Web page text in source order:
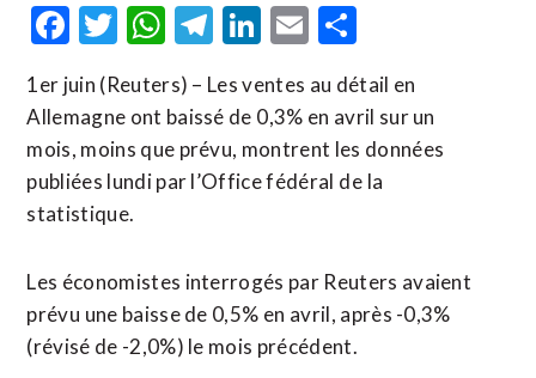
Facebook
Twitter
WhatsApp
Telegram
LinkedIn
Email
1er juin (Reuters) – Les ventes au détail en ​
Allemagne ‌ont baissé ​de ⁠0,3% en ‌avril ‌sur un
mois, moins que ​prévu, montrent les données
publiées lundi par l’Office fédéral ⁠de ⁠la
statistique.
Les économistes interrogés par Reuters avaient
prévu ⁠une baisse ‌de 0,5% en ⁠avril, ​après -0,3%
(révisé ​de -2,0%) le mois ​précédent.